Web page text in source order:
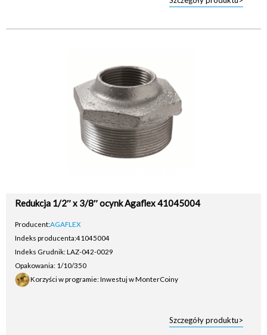
Redukcja 1/2″ x 3/8″ ocynk Agaflex 41045004
Producent:AGAFLEX
Indeks producenta:41045004
Indeks Grudnik: LAZ-042-0029
Opakowania: 1/10/350
Korzyści w programie: Inwestuj w MonterCoiny
Szczegóły produktu>